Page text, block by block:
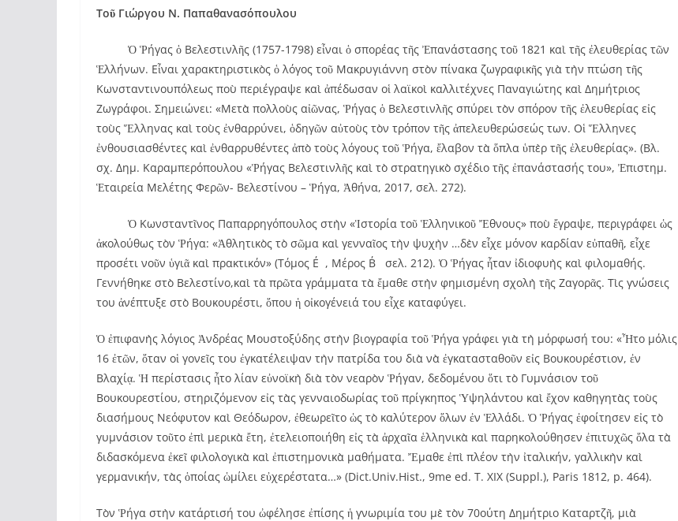
Τοῦ Γιώργου Ν. Παπαθανασόπουλου
Ὁ Ῥήγας ὁ Βελεστινλῆς (1757-1798) εἶναι ὁ σπορέας τῆς Ἐπανάστασης τοῦ 1821 καὶ τῆς ἐλευθερίας τῶν
Ἑλλήνων. Εἶναι χαρακτηριστικὸς ὁ λόγος τοῦ Μακρυγιάννη στὸν πίνακα ζωγραφικῆς γιὰ τὴν πτώση τῆς
Κωνσταντινουπόλεως ποὺ περιέγραψε καὶ ἀπέδωσαν οἱ λαϊκοὶ καλλιτέχνες Παναγιώτης καὶ Δημήτριος
Ζωγράφοι. Σημειώνει: «Μετὰ πολλοὺς αἰῶνας, Ῥήγας ὁ Βελεστινλῆς σπύρει τὸν σπόρον τῆς ἐλευθερίας εἰς
τοὺς Ἕλληνας καὶ τοὺς ἐνθαρρύνει, ὁδηγῶν αὐτοὺς τὸν τρόπον τῆς ἀπελευθερώσεώς των. Οἱ Ἕλληνες
ἐνθουσιασθέντες καὶ ἐνθαρρυθέντες ἀπὸ τοὺς λόγους τοῦ Ῥήγα, ἔλαβον τὰ ὅπλα ὑπὲρ τῆς ἐλευθερίας». (Βλ.
σχ. Δημ. Καραμπερόπουλου «Ῥήγας Βελεστινλῆς καὶ τὸ στρατηγικὸ σχέδιο τῆς ἐπανάστασής του», Ἐπιστημ.
Ἑταιρεία Μελέτης Φερῶν- Βελεστίνου – Ῥήγα, Ἀθήνα, 2017, σελ. 272).
Ὁ Κωνσταντῖνος Παπαρρηγόπουλος στὴν «Ἱστορία τοῦ Ἑλληνικοῦ Ἔθνους» ποὺ ἔγραψε, περιγράφει ὡς
ἀκολούθως τὸν Ῥήγα: «Ἀθλητικὸς τὸ σῶμα καὶ γενναῖος τὴν ψυχὴν …δὲν εἶχε μόνον καρδίαν εὐπαθῆ, εἶχε
προσέτι νοῦν ὑγιᾶ καὶ πρακτικόν» (Τόμος Ε΄, Μέρος Β΄ σελ. 212). Ὁ Ῥήγας ἦταν ἰδιοφυὴς καὶ φιλομαθής.
Γεννήθηκε στὸ Βελεστίνο,καὶ τὰ πρῶτα γράμματα τὰ ἔμαθε στὴν φημισμένη σχολὴ τῆς Ζαγορᾶς. Τὶς γνώσεις
του ἀνέπτυξε στὸ Βουκουρέστι, ὅπου ἡ οἰκογένειά του εἶχε καταφύγει.
Ὁ ἐπιφανὴς λόγιος Ἀνδρέας Μουστοξύδης στὴν βιογραφία τοῦ Ῥήγα γράφει γιὰ τὴ μόρφωσή του: «Ἦτο μόλις
16 ἐτῶν, ὅταν οἱ γονεῖς του ἐγκατέλειψαν τὴν πατρίδα του διὰ νὰ ἐγκατασταθοῦν εἰς Βουκουρέστιον, ἐν
Βλαχίᾳ. Ἡ περίστασις ἦτο λίαν εὐνοϊκὴ διὰ τὸν νεαρὸν Ῥήγαν, δεδομένου ὅτι τὸ Γυμνάσιον τοῦ
Βουκουρεστίου, στηριζόμενον εἰς τὰς γενναιοδωρίας τοῦ πρίγκηπος Ὑψηλάντου καὶ ἔχον καθηγητὰς τοὺς
διασήμους Νεόφυτον καὶ Θεόδωρον, ἐθεωρεῖτο ὡς τὸ καλύτερον ὅλων ἐν Ἑλλάδι. Ὁ Ῥήγας ἐφοίτησεν εἰς τὸ
γυμνάσιον τοῦτο ἐπὶ μερικὰ ἔτη, ἐτελειοποιήθη εἰς τὰ ἀρχαῖα ἑλληνικὰ καὶ παρηκολούθησεν ἐπιτυχῶς ὅλα τὰ
διδασκόμενα ἐκεῖ φιλολογικὰ καὶ ἐπιστημονικὰ μαθήματα. Ἔμαθε ἐπὶ πλέον τὴν ἰταλικήν, γαλλικὴν καὶ
γερμανικήν, τὰς ὁποίας ὡμίλει εὐχερέστατα…» (Dict.Univ.Hist., 9me ed. T. XIX (Suppl.), Paris 1812, p. 464).
Τὸν Ῥήγα στὴν κατάρτισή του ὠφέλησε ἐπίσης ἡ γνωριμία του μὲ τὸν 70ούτη Δημήτριο Καταρτζῆ, μιὰ